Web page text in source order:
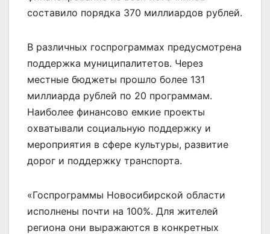
составило порядка 370 миллиардов рублей.
В различных госпрограммах предусмотрена
поддержка муниципалитетов. Через
местные бюджеты прошло более 131
миллиарда рублей по 20 программам.
Наиболее финансово емкие проекты
охватывали социальную поддержку и
мероприятия в сфере культуры, развитие
дорог и поддержку транспорта.
«Госпрограммы Новосибирской области
исполнены почти на 100%. Для жителей
региона они выражаются в конкретных